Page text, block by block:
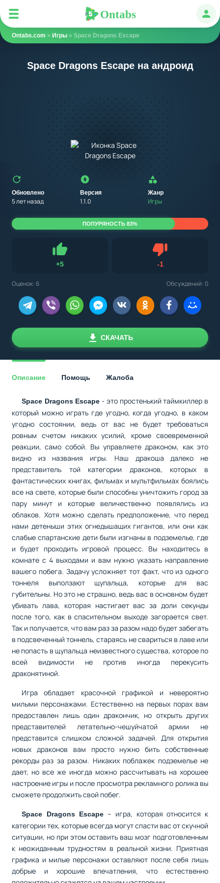
Ontabs
Ontabs.com » Игры » Space Dragons Escape
Space Dragons Escape на андроид
Обновлено
5 лет назад
Версия
1.1.0
Жанр
Игры
+5
Нравится
-1
Оценок: 6 Обсуждений: 0
ПОПУРЯНОСТЬ 83%
СКАЧАТЬ
Описание Помощь Жалоба
Space Dragons Escape - это простенький таймкиллер в
который можно играть где угодно, когда угодно, в каком
угодно состоянии, ведь от вас не будет требоваться
ровным счетом никаких усилий, кроме своевременной
реакции, само собой. Вы управляете драконом, как это
видно из названия игры. Наш дракоша далеко не
представитель той категории драконов, которых в
фантастических книгах, фильмах и мультфильмах боялись
все на свете, которые были способны уничтожить город за
пару минут и которые величественно появлялись из
облаков. Хотя можно сделать предположение, что перед
нами детеныши этих огнедышащих гигантов, или они как
слабые спартанские дети были изгнаны в подземелье, где
и будет проходить игровой процесс. Вы находитесь в
комнате с 4 выходами и вам нужно указать направление
вашего побега. Задачу усложняет тот факт, что из одного
тоннеля выползают щупальца, которые для вас
губительны. Но это не страшно, ведь вас в основном будет
убивать лава, которая настигает вас за доли секунды
после того, как в спасительном выходе загорается свет.
Так и получается, что вам раз за разом надо будет забегать
в подсвеченный тоннель, стараясь не свариться в лаве или
не попасть в щупальца неизвестного существа, которое по
всей видимости не против иногда перекусить
драконятиной.
Игра обладает красочной графикой и невероятно
милыми персонажами. Естественно на первых порах вам
предоставлен лишь один дракончик, но открыть других
представителей летательно-чешуйчатой армии не
представится слишком сложной задачей. Для открытия
новых драконов вам просто нужно бить собственные
рекорды раз за разом. Никаких поблажек подземелье не
дает, но все же иногда можно рассчитывать на хорошее
настроение игры и после просмотра рекламного ролика вы
сможете продолжить свой побег.
Space Dragons Escape – игра, которая относится к
категории тех, которые всегда могут спасти вас от скучной
ситуации, но при этом оставить ваш мозг подготовленным
к неожиданным трудностям в реальной жизни. Приятная
графика и милые персонажи оставляют после себя лишь
добрые и хорошие впечатления, что естественно